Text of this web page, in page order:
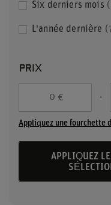
Six derniers mois
L'année dernière
PRIX
€ -
Appliquez une fourchette
APPLIQUEZ